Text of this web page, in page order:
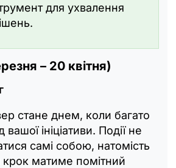
для ухвалення
– 20 квітня)
стане днем, коли багато
ініціативи. Події не
самі собою, натомість
матиме помітний